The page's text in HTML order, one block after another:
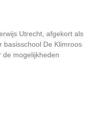
Utrecht, afgekort als
basisschool De Klimroos
mogelijkheden